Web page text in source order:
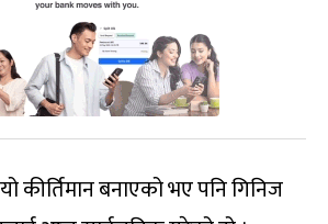
कीर्तिमान बनाएको भए पनि गिनिज